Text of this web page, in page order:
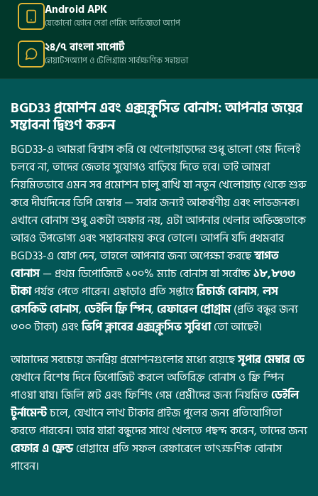
Android APK
যেকোনো ফোনে সেরা গেমিং অভিজ্ঞতা অ্যাপ
২৪/৭ বাংলা সাপোর্ট
হোয়াটসঅ্যাপ ও টেলিগ্রামে সার্বক্ষণিক সহায়তা
BGD33 প্রমোশন এবং এক্সক্লুসিভ বোনাস: আপনার জয়ের
সম্ভাবনা দ্বিগুণ করুন
BGD33-এ আমরা বিশ্বাস করি যে খেলোয়াড়দের শুধু ভালো গেম দিলেই
চলবে না, তাদের জেতার সুযোগও বাড়িয়ে দিতে হবে। তাই আমরা
নিয়মিতভাবে এমন সব প্রমোশন চালু রাখি যা নতুন খেলোয়াড় থেকে শুরু
করে দীর্ঘদিনের ভিপি মেম্বার — সবার জন্যই আকর্ষণীয় এবং লাভজনক।
এখানে বোনাস শুধু একটা অফার নয়, এটা আপনার খেলার অভিজ্ঞতাকে
আরও উপভোগ্য এবং সম্ভাবনাময় করে তোলে। আপনি যদি প্রথমবার
BGD33-এ যোগ দেন, তাহলে আপনার জন্য অপেক্ষা করছেস্বাগত
বোনাস— প্রথম ডিপোজিটে ১০০% ম্যাচ বোনাস যা সর্বোচ্চ১৮,৮৩৩
টাকাপর্যন্ত পেতে পারেন। এছাড়াও প্রতি সপ্তাহেরিচার্জ বোনাস,লস
রেসকিউ বোনাস,ডেইলি ফ্রি স্পিন,রেফারেল প্রোগ্রাম(প্রতি বন্ধুর জন্য
৩০০ টাকা) এবংভিপি ক্লাবের এক্সক্লুসিভ সুবিধাতো আছেই।
আমাদের সবচেয়ে জনপ্রিয় প্রমোশনগুলোর মধ্যে রয়েছেসুপার মেম্বার ডে
যেখানে বিশেষ দিনে ডিপোজিট করলে অতিরিক্ত বোনাস ও ফ্রি স্পিন
পাওয়া যায়। জিলি স্লট এবং ফিশিং গেম প্রেমীদের জন্য নিয়মিতডেইলি
টুর্নামেন্টচলে, যেখানে লাখ টাকার প্রাইজ পুলের জন্য প্রতিযোগিতা
করতে পারবেন। আর যারা বন্ধুদের সাথে খেলতে পছন্দ করেন, তাদের জন্য
রেফার এ ফ্রেন্ডপ্রোগ্রামে প্রতি সফল রেফারেলে তাৎক্ষণিক বোনাস
পাবেন।